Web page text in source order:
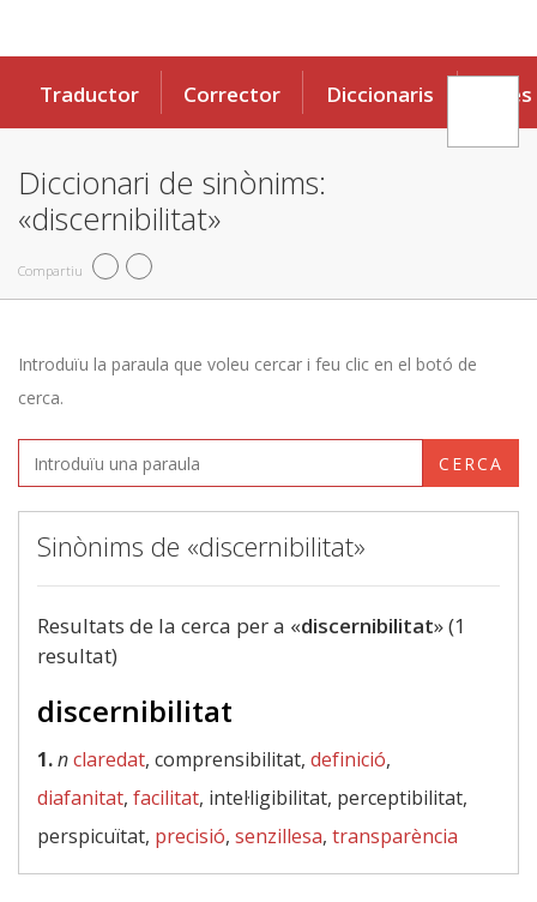
Traductor Corrector Diccionaris Eines
Diccionari de sinònims:
«discernibilitat»
Compartiu
Introduïu la paraula que voleu cercar i feu clic en el botó de
cerca.
CERCA
Sinònims de «discernibilitat»
Resultats de la cerca per a «discernibilitat» (1
resultat)
discernibilitat
1.nclaredat, comprensibilitat, definició,
diafanitat, facilitat, intel·ligibilitat, perceptibilitat,
perspicuïtat, precisió, senzillesa, transparència